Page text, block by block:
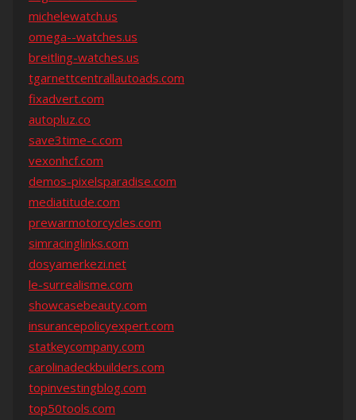
michelewatch.us
omega--watches.us
breitling-watches.us
tgarnettcentrallautoads.com
fixadvert.com
autopluz.co
save3time-c.com
vexonhcf.com
demos-pixelsparadise.com
mediatitude.com
prewarmotorcycles.com
simracinglinks.com
dosyamerkezi.net
le-surrealisme.com
showcasebeauty.com
insurancepolicyexpert.com
statkeycompany.com
carolinadeckbuilders.com
topinvestingblog.com
top50tools.com